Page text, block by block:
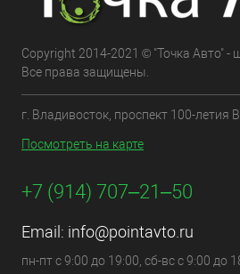
Copyright 2014-2021 © "Точка Авто" -
Все права защищены.
г. Владивосток, проспект 100-летия
Посмотреть на карте
+7 (914) 707‒21‒50
Email: info@pointavto.ru
пн-пт с 9:00 до 19:00, сб-вс с 9:00 до